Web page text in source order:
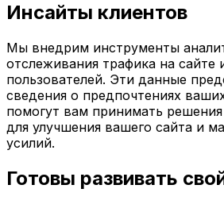
Инсайты клиентов
Мы внедрим инструменты
отслеживания трафика на сайте
пользователей. Эти данные
сведения о предпочтениях
помогут вам принимать
для улучшения вашего сайта и
усилий.
Готовы развивать